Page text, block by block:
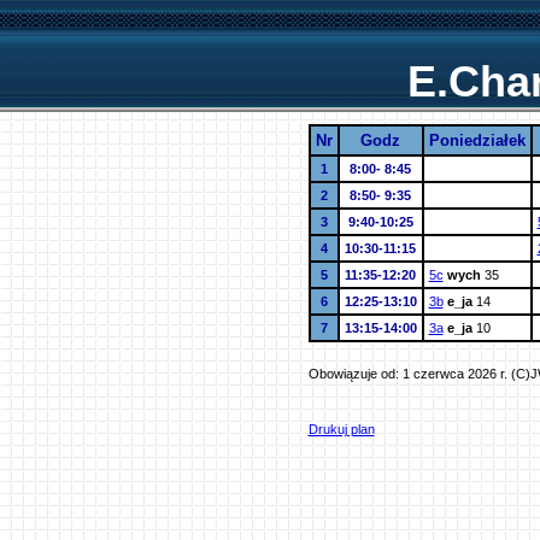
Nr Godz Poniedziałek
1
8:00- 8:45
2
8:50- 9:35
3
9:40-10:25
4
10:30-11:15
5
11:35-12:20 5c wych 35
6
12:25-13:10 3b e_ja 14
7
13:15-14:00 3a e_ja 10
Obowiązuje od: 1 czerwca 2026 r.
Drukuj plan